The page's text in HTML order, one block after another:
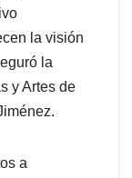
la visión
la
y Artes de
a